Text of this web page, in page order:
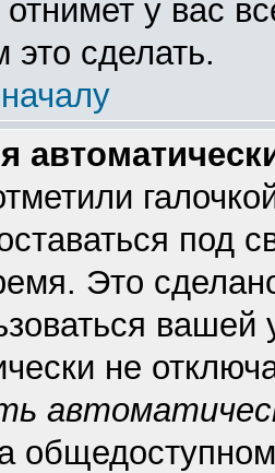
отнимет у вас
это сделать.
под
Это
не